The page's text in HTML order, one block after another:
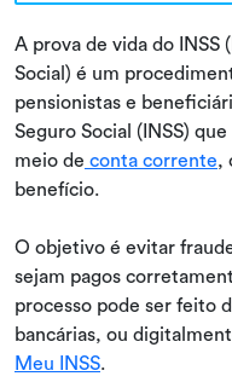
A prova de vida do
Social) é um
pensionistas e
Seguro Social (INSS)
meio de conta corrente,
benefício.
O objetivo é evitar
sejam pagos
processo pode ser feito
bancárias, ou
Meu INSS.